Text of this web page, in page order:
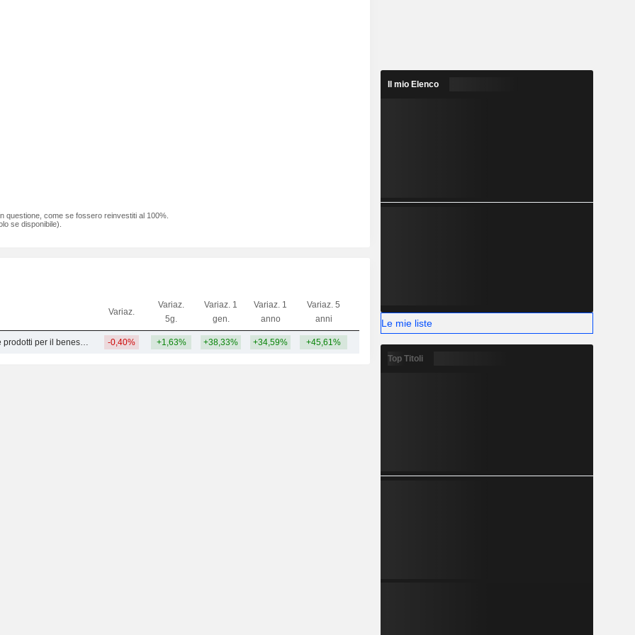
questione, come se fossero reinvestiti al 100%.
se disponibile).
Variaz.
Variaz.
5g.
Variaz. 1
gen.
Variaz. 1
anno
Variaz. 5
anni
Capi. BT MT LT
Alimenti speciali e prodotti per il benessere -0,40% +1,63% +38,33% +34,59% +45,61% 103 Mln
Il mio Elenco
Le mie liste
Top Titoli